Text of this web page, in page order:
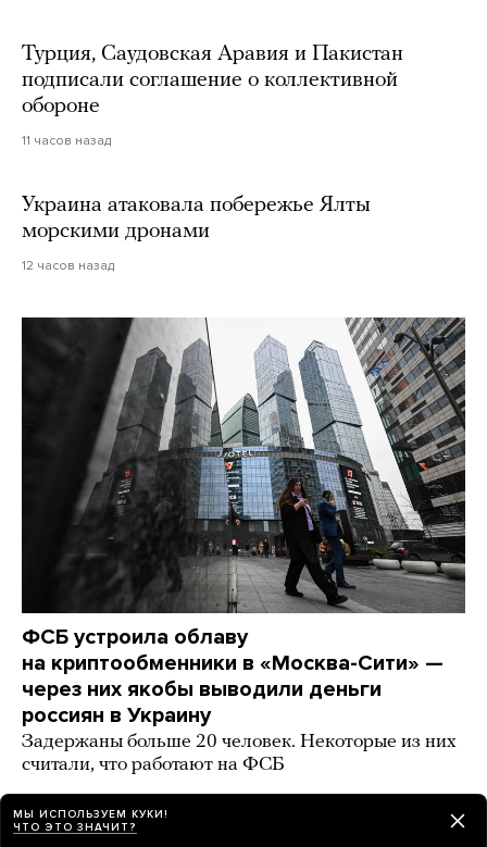
Турция, Саудовская Аравия и Пакистан
подписали соглашение о коллективной
обороне
11 часов назад
Украина атаковала побережье Ялты
морскими дронами
12 часов назад
ФСБ устроила облаву
на криптообменники в «Москва-Сити» —
через них якобы выводили деньги
россиян в Украину
Задержаны больше 20 человек. Некоторые из них
считали, что работают на ФСБ
МЫ ИСПОЛЬЗУЕМ КУКИ!
ЧТО ЭТО ЗНАЧИТ?